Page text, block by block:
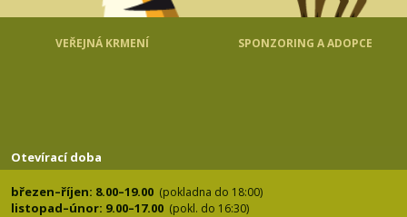
VEŘEJNÁ KRMENÍ SPONZORING A ADOPCE
Otevírací doba
březen–říjen: 8.00–19.00 (pokladna do 18:00)
listopad–únor: 9.00–17.00 (pokl. do 16:30)